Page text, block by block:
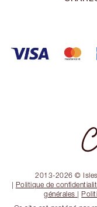
2013-2026 ©
| Politique de
générales |